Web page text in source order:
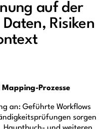
auf der
Risiken
Prozesse
an: Geführte Workflows
sorgen